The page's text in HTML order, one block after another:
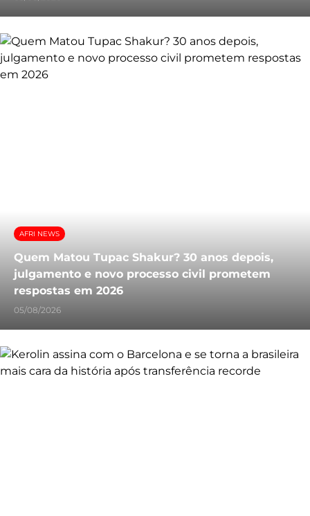
AFRI NEWS
Quem Matou Tupac Shakur? 30 anos depois,
julgamento e novo processo civil prometem
respostas em 2026
05/08/2026